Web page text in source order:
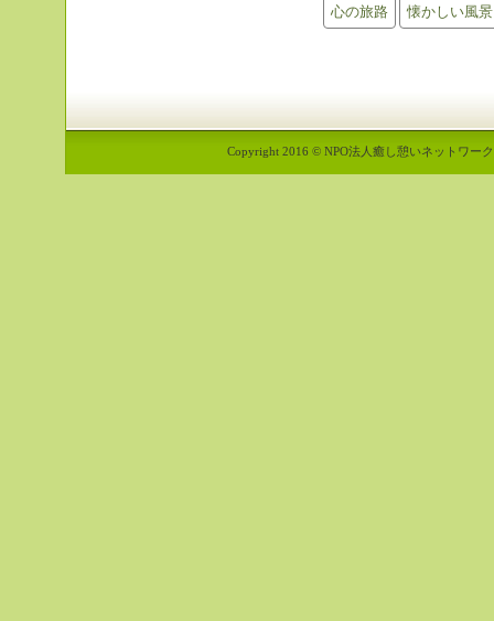
心の旅路 懐かしい風景
Copyright 2016 © NPO法人癒し憩いネットワー